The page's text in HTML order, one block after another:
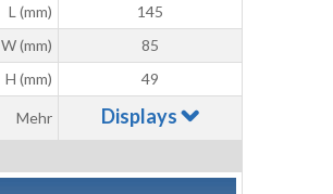
L (mm)
145
W (mm)
85
H (mm)
49
Mehr Displays